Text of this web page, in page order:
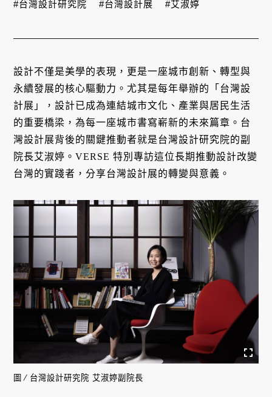
設計不僅是美學的表現，更是一座城市創新、轉型與
永續發展的核心驅動力。尤其是每年舉辦的「台灣設
計展」，設計已成為連結城市文化、產業與居民生活
的重要橋梁，為每一座城市書寫嶄新的未來篇章。台
灣設計展背後的關鍵推動者就是台灣設計研究院的副
院長艾淑婷。VERSE 特別專訪這位長期推動設計改變
台灣的實踐者，分享台灣設計展的轉變與意義。
圖 ∕ 台灣設計研究院 艾淑婷副院長
#台灣設計研究院 #台灣設計展 #艾淑婷